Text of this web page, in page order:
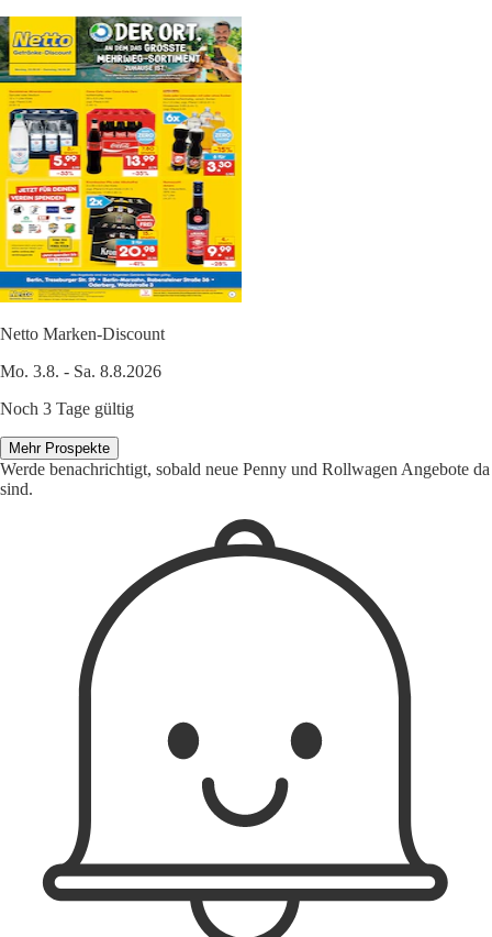
Netto Marken-Discount
Mo. 3.8. - Sa. 8.8.2026
Noch 3 Tage gültig
Mehr Prospekte
Werde benachrichtigt, sobald neue Penny und Rollwagen Angebote da
sind.